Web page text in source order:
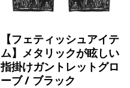
【フェティッシュアイテ
ム】メタリックが眩しい
指掛けガントレットグロ
ーブ / ブラック